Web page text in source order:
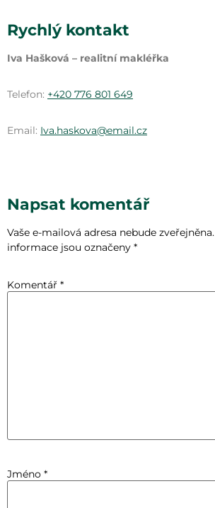
Rychlý kontakt
Iva Hašková – realitní makléřka
Telefon: +420 776 801 649
Email: Iva.haskova@email.cz
Napsat komentář
Vaše e-mailová adresa nebude zveřejněna.
informace jsou označeny *
Komentář *
Jméno *